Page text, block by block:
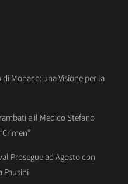
Monaco: una Visione per la
e il Medico Stefano
Prosegue ad Agosto con
Pausini